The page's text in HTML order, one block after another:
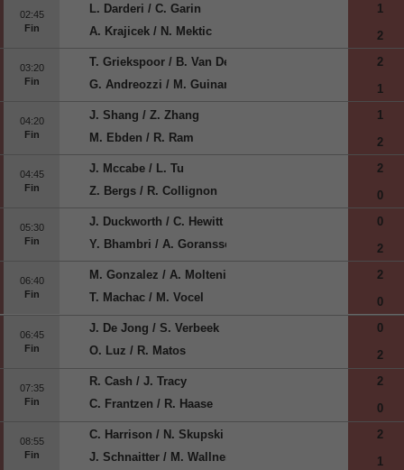
02:45
Fin
L. Darderi / C. Garin
A. Krajicek / N. Mektic
1
2
03:20
Fin
T. Griekspoor / B. Van De Zandschulp
G. Andreozzi / M. Guinard
2
1
04:20
Fin
J. Shang / Z. Zhang
M. Ebden / R. Ram
1
2
04:45
Fin
J. Mccabe / L. Tu
Z. Bergs / R. Collignon
2
0
05:30
Fin
J. Duckworth / C. Hewitt
Y. Bhambri / A. Goransson
0
2
06:40
Fin
M. Gonzalez / A. Molteni
T. Machac / M. Vocel
2
0
06:45
Fin
J. De Jong / S. Verbeek
O. Luz / R. Matos
0
2
07:35
Fin
R. Cash / J. Tracy
C. Frantzen / R. Haase
2
0
08:55
Fin
C. Harrison / N. Skupski
J. Schnaitter / M. Wallner
2
1